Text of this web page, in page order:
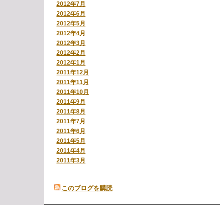
2012年7月
2012年6月
2012年5月
2012年4月
2012年3月
2012年2月
2012年1月
2011年12月
2011年11月
2011年10月
2011年9月
2011年8月
2011年7月
2011年6月
2011年5月
2011年4月
2011年3月
このブログを購読